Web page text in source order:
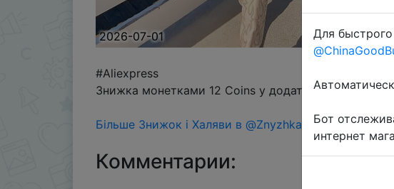
2026-07-01
#Aliexpress
Знижка монетками 12 Coins у додатку через
Більше Знижок і Халяви в @ZnyzhkaUA
Комментарии:
Для
Бот
интернет